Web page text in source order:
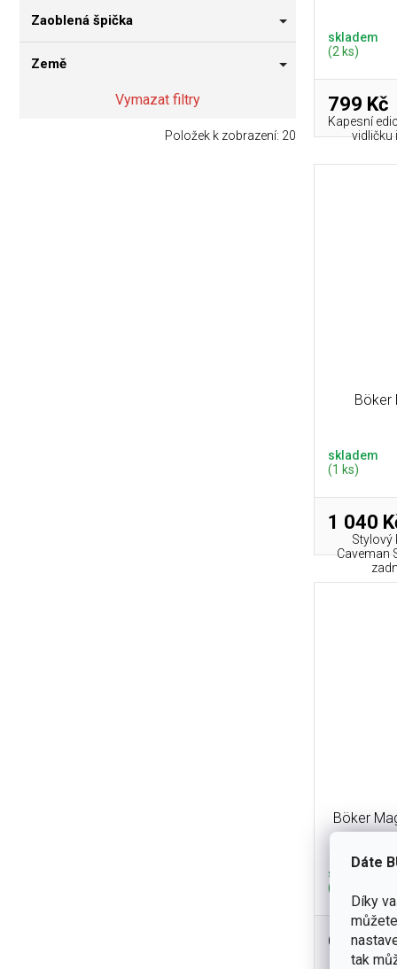
Dáte
Díky
tak
Zaoblená špička
Země
Vymazat filtry
Položek k zobrazení: 20
skladem
(2 ks)
799 Kč
Kapesní
vidličku
Böker
skladem
(1 ks)
1 040
Stylový
Caveman
Böker
skladem
(2 ks)
699 Kč